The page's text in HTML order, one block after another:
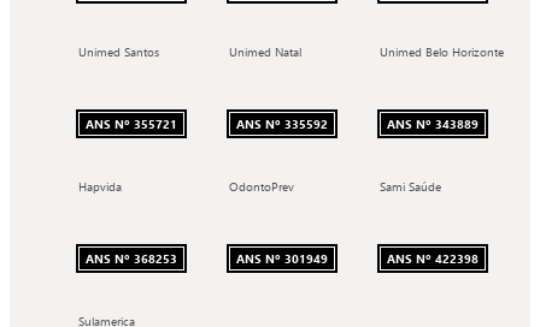
Unimed Santos
ANS Nº 355721
Unimed Natal
ANS Nº 335592
Unimed Belo Horizonte
ANS Nº 343889
Hapvida
ANS Nº 368253
OdontoPrev
ANS Nº 301949
Sami Saúde
ANS Nº 422398
Sulamerica